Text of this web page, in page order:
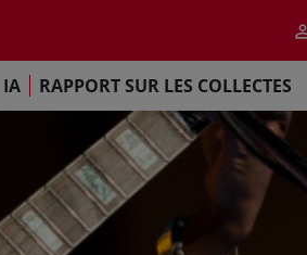
2025
IA RAPPORT SUR LES COLLECTES